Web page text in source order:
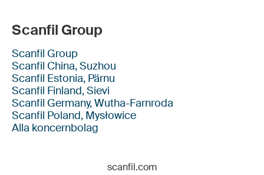
Scanfil Group
Scanfil Group
Scanfil China, Suzhou
Scanfil Estonia, Pärnu
Scanfil Finland, Sievi
Scanfil Germany, Wutha-Farnroda
Scanfil Poland, Mysłowice
Alla koncernbolag
scanfil.com